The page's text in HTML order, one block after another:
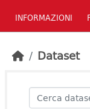
INFORMAZIONI
Dataset